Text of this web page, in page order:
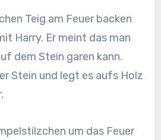
Teig am Feuer backen
Harry. Er meint das man
dem Stein garen kann.
Stein und legt es aufs Holz
um das Feuer